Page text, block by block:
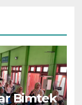
Bimtek